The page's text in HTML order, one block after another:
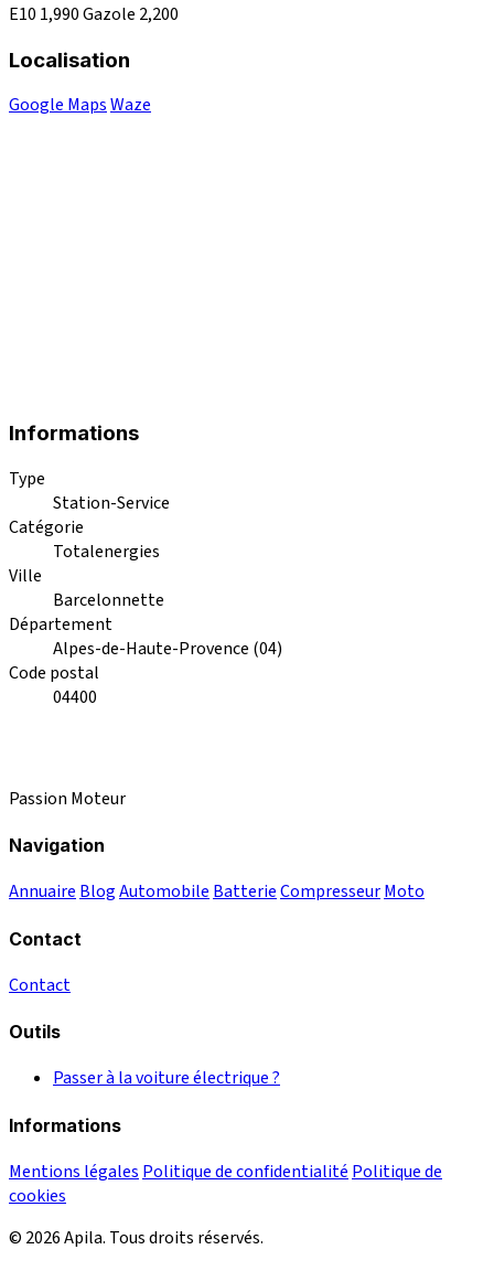
E10 1,990Gazole 2,200
Localisation
Google MapsWaze
Informations
Type
Station-Service
Catégorie
Totalenergies
Ville
Barcelonnette
Département
Alpes-de-Haute-Provence (04)
Code postal
04400
Passion Moteur
Navigation
Annuaire BlogAutomobile BatterieCompresseurMoto
Contact
Contact
Outils
Passer à la voiture électrique ?
Informations
Mentions légales Politique de confidentialité Politique de
cookies
© 2026 Apila. Tous droits réservés.